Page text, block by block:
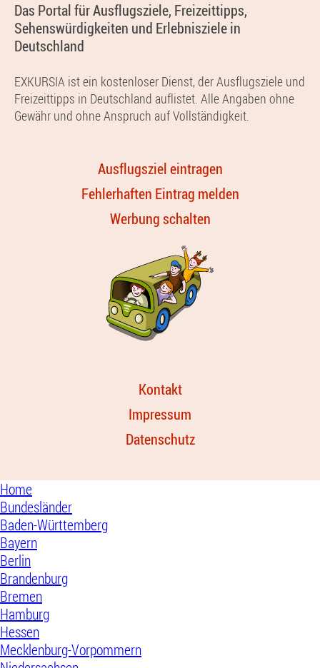
Das Portal für Ausflugsziele, Freizeittipps,
Sehenswürdigkeiten und Erlebnisziele in
Deutschland
EXKURSIA ist ein kostenloser Dienst, der Ausflugsziele und
Freizeittipps in Deutschland auflistet. Alle Angaben ohne
Gewähr und ohne Anspruch auf Vollständigkeit.
Ausflugsziel eintragen
Fehlerhaften Eintrag melden
Werbung schalten
Kontakt
Impressum
Datenschutz
Home
Bundesländer
Baden-Württemberg
Bayern
Berlin
Brandenburg
Bremen
Hamburg
Hessen
Mecklenburg-Vorpommern